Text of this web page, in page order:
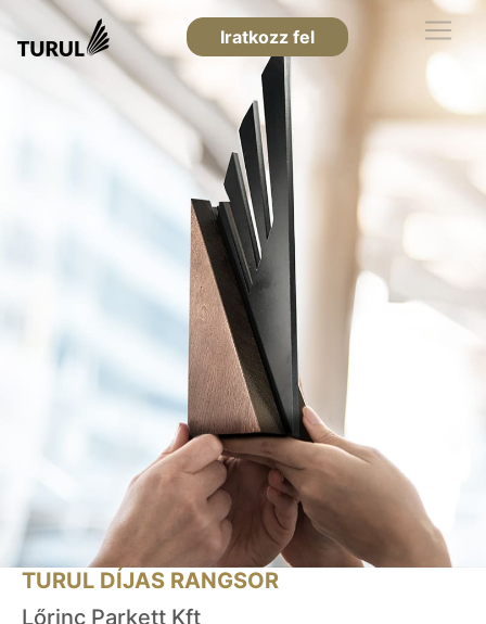
Iratkozz fel
TURUL DÍJAS RANGSOR
Lőrinc Parkett Kft